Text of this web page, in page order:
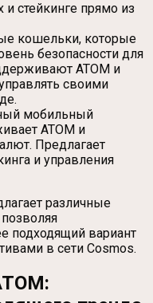
и стейкинге прямо из
кошельки, которые
безопасности для
ATOM и
своими
мобильный
ATOM и
Предлагает
и управления
различные
подходящий вариант
в сети Cosmos.